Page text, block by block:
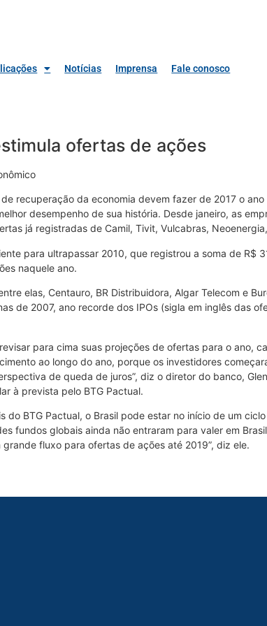
Notícias Imprensa Fale conosco
ofertas de ações
recuperação da economia devem fazer de 2017 o
desempenho de sua história. Desde janeiro, as
já registradas de Camil, Tivit, Vulcabras,
para ultrapassar 2010, que registrou a soma de
naquele ano.
elas, Centauro, BR Distribuidora, Algar Telecom e
de 2007, ano recorde dos IPOs (sigla em inglês das
para cima suas projeções de ofertas para o ano,
ao longo do ano, porque os investidores
de queda de juros”, diz o diretor do banco,
à prevista pelo BTG Pactual.
do BTG Pactual, o Brasil pode estar no início de um
fundos globais ainda não entraram para valer em
fluxo para ofertas de ações até 2019”, diz ele.